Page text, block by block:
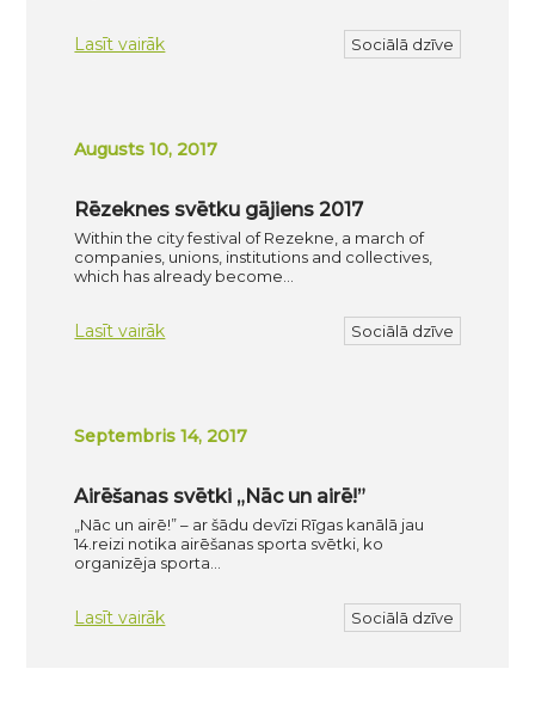
Lasīt vairāk Sociālā dzīve
Augusts 10, 2017
Rēzeknes svētku gājiens 2017
Within the city festival of Rezekne, a march of
companies, unions, institutions and collectives,
which has already become…
Lasīt vairāk Sociālā dzīve
Septembris 14, 2017
Airēšanas svētki „Nāc un airē!”
„Nāc un airē!” – ar šādu devīzi Rīgas kanālā jau
14.reizi notika airēšanas sporta svētki, ko
organizēja sporta…
Lasīt vairāk Sociālā dzīve